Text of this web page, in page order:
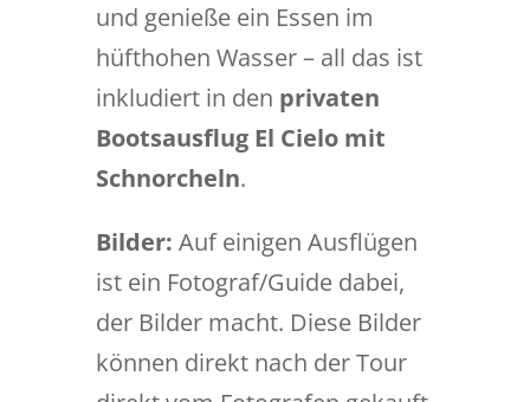
und genieße ein Essen im
hüfthohen Wasser – all das ist
inkludiert in den privaten
Bootsausflug El Cielo mit
Schnorcheln.
Bilder: Auf einigen Ausflügen
ist ein Fotograf/Guide dabei,
der Bilder macht. Diese Bilder
können direkt nach der Tour